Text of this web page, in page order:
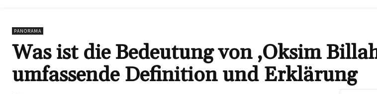
PANORAMA
Was ist die Bedeutung von ‚Oksim
umfassende Definition und Erklärung